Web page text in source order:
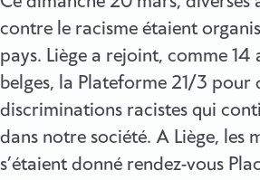
RSS FEED
LINK
EMBED
contre le racisme étaient
pays. Liège a rejoint, comme 14
belges, la Plateforme 21/3 pour
discriminations racistes qui
dans notre société. A Liège, les
s’étaient donné rendez-vous